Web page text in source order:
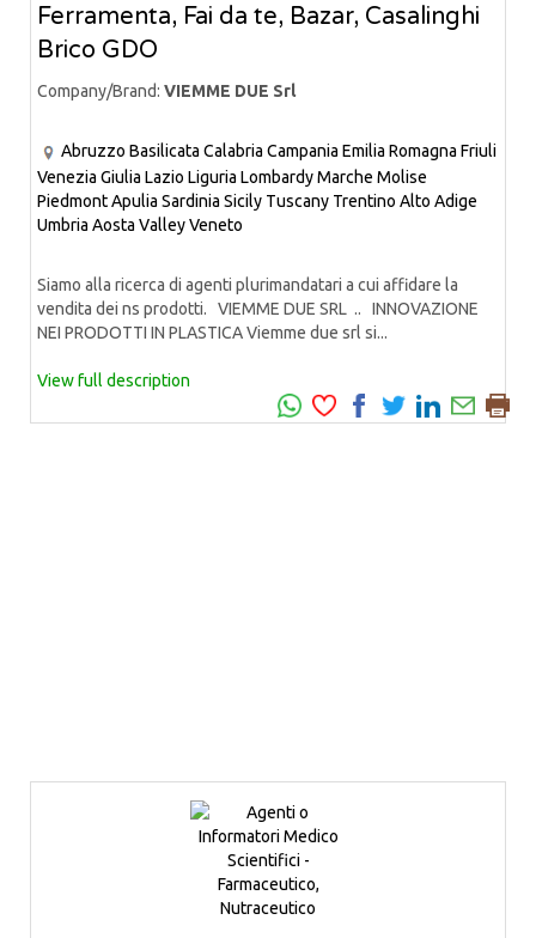
Ferramenta, Fai da te, Bazar, Casalinghi
Brico GDO
Company/Brand: VIEMME DUE Srl
Abruzzo Basilicata Calabria Campania Emilia Romagna Friuli
Venezia Giulia Lazio Liguria LombardyMarche Molise
PiedmontApulia Sardinia Sicily Tuscany Trentino Alto Adige
Umbria Aosta ValleyVeneto
Siamo alla ricerca di agenti plurimandatari a cui affidare la
vendita dei ns prodotti. VIEMME DUE SRL .. INNOVAZIONE
NEI PRODOTTI IN PLASTICA Viemme due srl si...
View full description